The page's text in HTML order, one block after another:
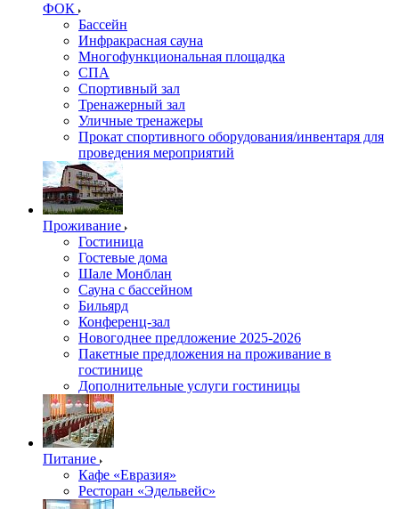
ФОК
Бассейн
Инфракрасная сауна
Многофункциональная площадка
СПА
Спортивный зал
Тренажерный зал
Уличные тренажеры
Прокат спортивного оборудования/инвентаря для
проведения мероприятий
Проживание
Гостиница
Гостевые дома
Шале Монблан
Сауна с бассейном
Бильярд
Конференц-зал
Новогоднее предложение 2025-2026
Пакетные предложения на проживание в
гостинице
Дополнительные услуги гостиницы
Питание
Кафе «Евразия»
Ресторан «Эдельвейс»